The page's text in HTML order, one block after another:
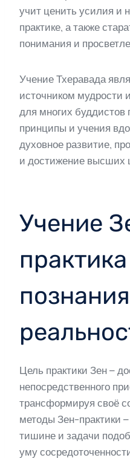
учит ценить усилия и
практике, а также
понимания и
Учение Тхеравада
источником мудрости
для многих буддистов
принципы и учения
духовное развитие,
и достижение высших
Учение
познания
Цель практики Зен –
непосредственного
трансформируя своё
методы Зен-практики
тишине и задачи
уму